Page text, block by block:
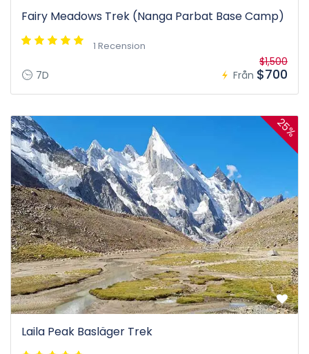
Fairy Meadows Trek (Nanga Parbat Base Camp)
1 Recension
7D Från
$1,500
$700
25%
Laila Peak Basläger Trek